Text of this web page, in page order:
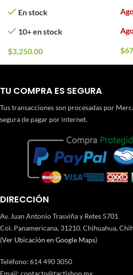
En stock
10+ en stock
$3,250.00 $
TU COMPRA ES SEGURA
Tus transacciones son procesadas por
segura de pagar por internet.
DIRECCIÓN
Av. Juan Antonio Trasviña y Retes 5701
Col. Panamericana, 31210. Chihuahua,
(Ver Ubicación en Google Maps)
Teléfono: 614 490 3050
Email: contacto@tactishop.mx